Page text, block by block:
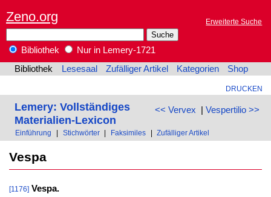
Zeno.org Erweiterte Suche
Bibliothek
Nur in Lemery-1721
Bibliothek
Lesesaal Zufälliger Artikel Kategorien Shop
DRUCKEN
<< Vervex | Vespertilio >>
Lemery: Vollständiges
Materialien-Lexicon
Einführung Stichwörter Faksimiles Zufälliger Artikel
Vespa
[1176] Vespa.